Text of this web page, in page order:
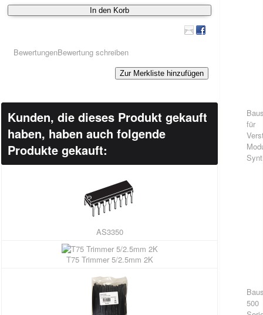
In den Korb
BewertungenBewertung schreiben
Zur Merkliste hinzufügen
Kunden, die dieses Produkt gekauft
haben, haben auch folgende
Produkte gekauft:
AS3350
T75 Trimmer 5/2.5mm 2K
für
500